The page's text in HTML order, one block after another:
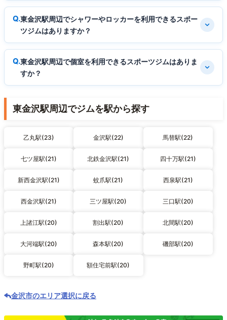
東金沢駅周辺でシャワーやロッカーを利用できるスポー
ツジムはありますか？
東金沢駅周辺で個室を利用できるスポーツジムはありま
すか？
東金沢駅周辺でジムを駅から探す
乙丸駅(23) 金沢駅(22) 馬替駅(22)
七ツ屋駅(21) 北鉄金沢駅(21) 四十万駅(21)
新西金沢駅(21) 蚊爪駅(21) 西泉駅(21)
西金沢駅(21) 三ツ屋駅(20) 三口駅(20)
上諸江駅(20) 割出駅(20) 北間駅(20)
大河端駅(20) 森本駅(20) 磯部駅(20)
野町駅(20) 額住宅前駅(20)
金沢市のエリア選択に戻る